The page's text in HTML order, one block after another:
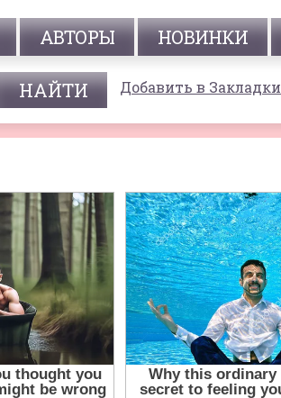
АВТОРЫ НОВИНКИ
Добавить в Закладки